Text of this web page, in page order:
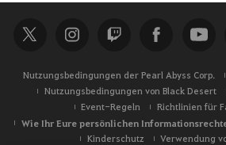
Nutzungsbedingungen der Pearl Abyss Corp.
Nutzungsbedingungen von Black Desert
Event-Regeln
Richtlinien für
Wie Ihr Eure persönlichen
Kinderschutz
Verwendung